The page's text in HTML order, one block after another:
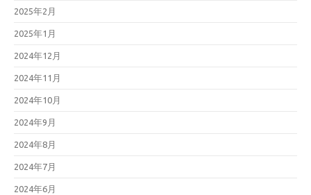
2025年2月
2025年1月
2024年12月
2024年11月
2024年10月
2024年9月
2024年8月
2024年7月
2024年6月